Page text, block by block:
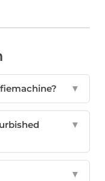
▼
▼
▼